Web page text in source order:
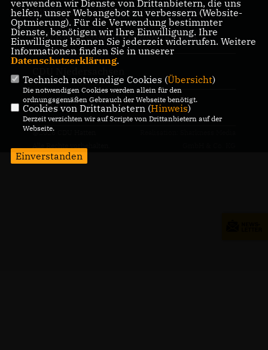
IMPRESSUM DATENSCHUTZ KONTAKT
CDU Kreisverband Oldenburg-Land
CDU Deutschlands
@2026 CDU Hatten
verwenden wir Dienste von Drittanbietern, die uns
helfen, unser Webangebot zu verbessern (Website-
Optmierung). Für die Verwendung bestimmter
Dienste, benötigen wir Ihre Einwilligung. Ihre
Einwilligung können Sie jederzeit widerrufen. Weitere
Informationen finden Sie in unserer
Datenschutzerklärung.
Technisch notwendige Cookies (Übersicht)
Die notwendigen Cookies werden allein für den
ordnungsgemäßen Gebrauch der Webseite benötigt.
Cookies von Drittanbietern (Hinweis)
Derzeit verzichten wir auf Scripte von Drittanbietern auf der
Webseite.
Einverstanden